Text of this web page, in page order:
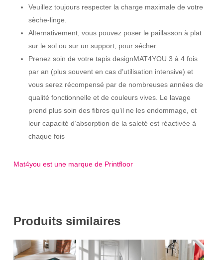
Veuillez toujours respecter la charge maximale de votre
sèche-linge.
Alternativement, vous pouvez poser le paillasson à plat
sur le sol ou sur un support, pour sécher.
Prenez soin de votre tapis designMAT4YOU 3 à 4 fois
par an (plus souvent en cas d’utilisation intensive) et
vous serez récompensé par de nombreuses années de
qualité fonctionnelle et de couleurs vives. Le lavage
prend plus soin des fibres qu’il ne les endommage, et
leur capacité d’absorption de la saleté est réactivée à
chaque fois
Mat4you est une marque de Printfloor
Produits similaires